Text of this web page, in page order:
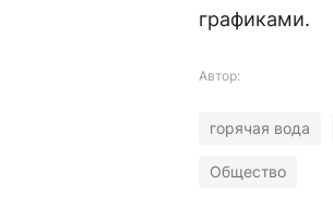
графиками.
Автор:
горячая вода
Общество